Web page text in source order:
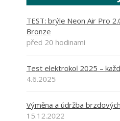
TEST: brýle Neon Air Pro
Bronze
před 20 hodinami
Test elektrokol 2025 –
4.6.2025
Výměna a údržba
15.12.2022